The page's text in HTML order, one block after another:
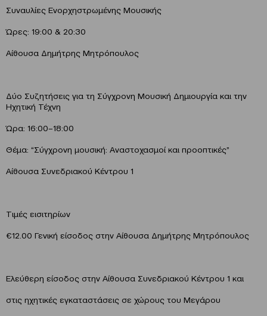
Συναυλίες Ενορχηστρωμένης Μουσικής
Ώρες: 19:00 & 20:30
Αίθουσα Δημήτρης Μητρόπουλος
Δύο Συζητήσεις για τη Σύγχρονη Μουσική Δημιουργία και την
Ηχητική Τέχνη
Ώρα: 16:00–18:00
Θέμα: “Σύγχρονη μουσική: Αναστοχασμοί και προοπτικές”
Αίθουσα Συνεδριακού Κέντρου 1
Τιμές εισιτηρίων
€12.00 Γενική είσοδος στην Αίθουσα Δημήτρης Μητρόπουλος
Ελεύθερη είσοδος στην Αίθουσα Συνεδριακού Κέντρου 1 και
στις ηχητικές εγκαταστάσεις σε χώρους του Μεγάρου